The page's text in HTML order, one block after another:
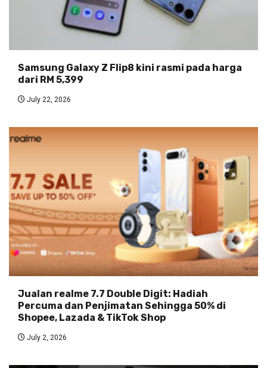
Samsung Galaxy Z Flip8 kini rasmi pada harga
dari RM 5,399
July 22, 2026
Jualan realme 7.7 Double Digit: Hadiah
Percuma dan Penjimatan Sehingga 50% di
Shopee, Lazada & TikTok Shop
July 2, 2026